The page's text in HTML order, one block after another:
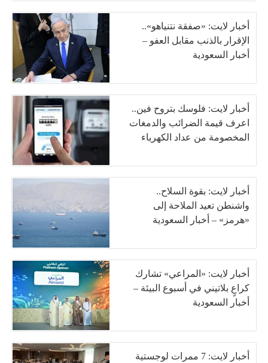
أخبار لايت: «صفقة نتنياهو»..
الإقرار بالذنب مقابل العفو –
أخبار السعودية
أخبار لايت: فلوسك بتروح فين..
اعرف قيمة الضرائب والدمغات
المخصومة من عداد الكهرباء
أخبار لايت: بقوة السلاح..
واشنطن تعيد الملاحة إلى
«هرمز» – أخبار السعودية
أخبار لايت: «المراعي» تشارك
كراعٍ بلاتيني في أسبوع البيئة –
أخبار السعودية
أخبار لايت: 7 ممرات لوجستية